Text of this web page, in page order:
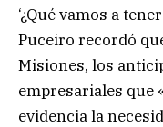
‘¿Qué vamos a
Puceiro recordó
Misiones, los
empresariales que
evidencia la